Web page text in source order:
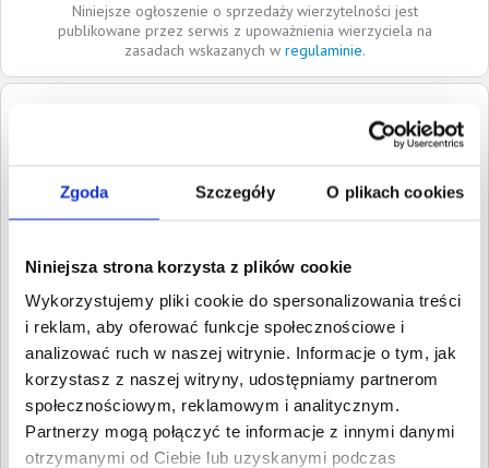
Zgoda Szczegóły O plikach cookies
Niniejsza strona korzysta z plików cookie
Wykorzystujemy pliki cookie do spersonalizowania treści
i reklam, aby oferować funkcje społecznościowe i
analizować ruch w naszej witrynie. Informacje o tym, jak
korzystasz z naszej witryny, udostępniamy partnerom
społecznościowym, reklamowym i analitycznym.
Partnerzy mogą połączyć te informacje z innymi danymi
otrzymanymi od Ciebie lub uzyskanymi podczas
Niniejsze ogłoszenie o sprzedaży wierzytelności jest
publikowane przez serwis z upoważnienia wierzyciela na
zasadach wskazanych w regulaminie.
Roszczenia:
grudnia 2024
W sumie: Wartość:3 500,00 PLN
Koszty sądowe:
Spłacono:
0,00 PLN
Całkowita
wartość wierzytelności:
5 950,39 PLN